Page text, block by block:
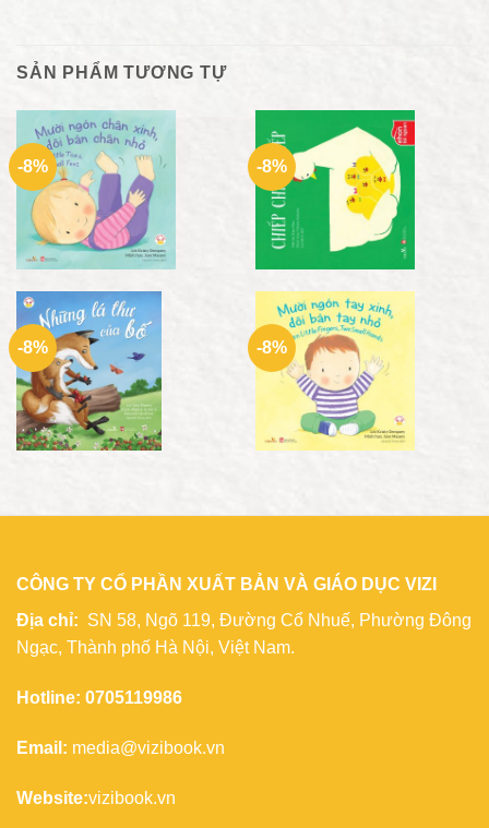
SẢN PHẨM TƯƠNG TỰ
-8% -8%
-8% -8%
CÔNG TY CỔ PHẦN XUẤT BẢN VÀ GIÁO DỤC VIZI
Địa chỉ: SN 58, Ngõ 119, Đường Cổ Nhuế, Phường Đông
Ngạc, Thành phố Hà Nội, Việt Nam.
Hotline: 0705119986
Email: media@vizibook.vn
Website:vizibook.vn